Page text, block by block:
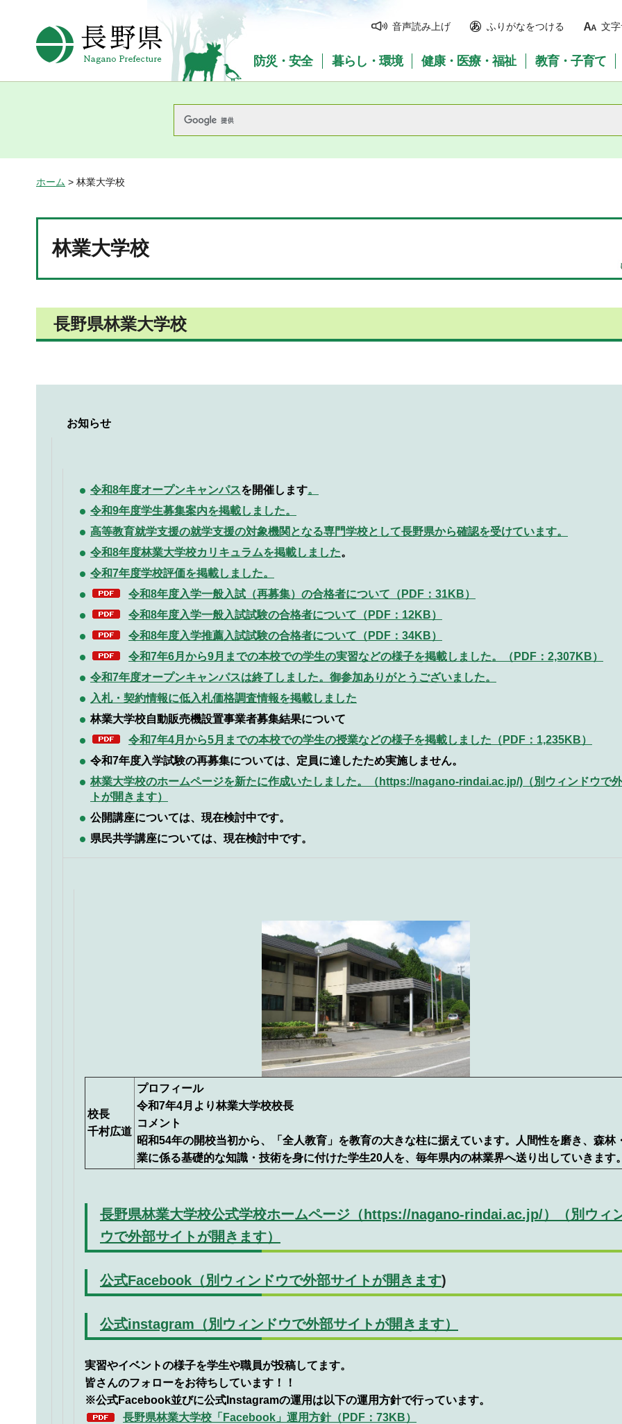
長野県Nagano Prefecture
音声読み上げ ふりがなをつける 文
防災・安全 暮らし・環境 健康・医療・福祉 教育・子育て
ホーム > 林業大学校
林業大学校
長野県林業大学校
お知らせ
令和8年度オープンキャンパスを開催します。
令和9年度学生募集案内を掲載しました。
高等教育就学支援の就学支援の対象機関となる専門学校として長野県から確認を受けています。
令和8年度林業大学校カリキュラムを掲載しました。
令和7年度学校評価を掲載しました。
令和8年度入学一般入試（再募集）の合格者について（PDF：31KB）
令和8年度入学一般入試試験の合格者について（PDF：12KB）
令和8年度入学推薦入試試験の合格者について（PDF：34KB）
令和7年6月から9月までの本校での学生の実習などの様子を掲載しました。（PDF：2,307KB）
令和7年度オープンキャンパスは終了しました。御参加ありがとうございました。
入札・契約情報に低入札価格調査情報を掲載しました
林業大学校自動販売機設置事業者募集結果について
令和7年4月から5月までの本校での学生の授業などの様子を掲載しました（PDF：1,235KB）
令和7年度入学試験の再募集については、定員に達したため実施しません。
林業大学校のホームページを新たに作成いたしました。
（https://nagano-rindai.ac.jp/)（別ウィンドウで
トが開きます）
公開講座については、現在検討中です。
県民共学講座については、現在検討中です。
校長
千村広道
プロフィール
令和7年4月より林業大学校校長
コメント
昭和54年の開校当初から、「全人教育」を教育の大きな柱に据えています。人間性を磨き、森林
業に係る基礎的な知識・技術を身に付けた学生20人を、毎年県内の林業界へ送り出していきます。
長野県林業大学校公式学校ホームページ（https://nagano-rindai.ac.jp/）（別ウィ
ウで外部サイトが開きます）
公式Facebook（別ウィンドウで外部サイトが開きます)
公式instagram（別ウィンドウで外部サイトが開きます）
実習やイベントの様子を学生や職員が投稿してます。
皆さんのフォローをお待ちしています！！
※公式Facebook並びに公式Instagramの運用は以下の運用方針で行っています。
長野県林業大学校「Facebook」運用方針（PDF：73KB）